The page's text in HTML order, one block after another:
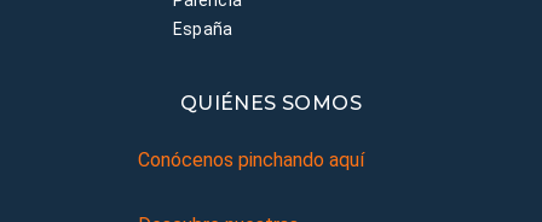
España
QUIÉNES SOMOS
Conócenos pinchando aquí